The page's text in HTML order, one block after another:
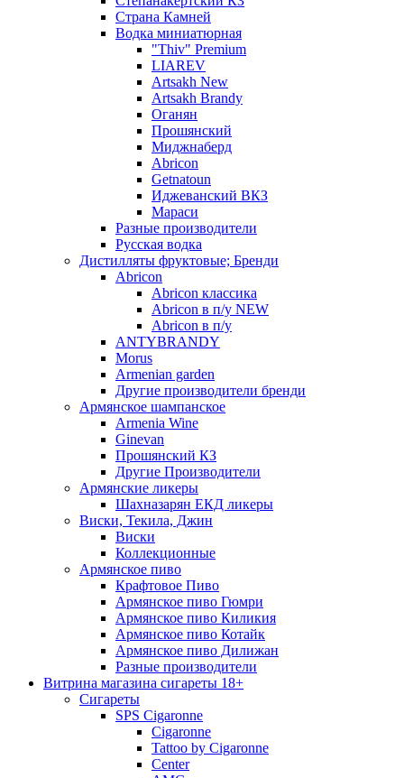
Страна Камней
Водка миниатюрная
"Thiv" Premium
LIAREV
Artsakh New
Artsakh Brandy
Оганян
Прошянский
Миджнаберд
Abricon
Getnatoun
Иджеванский ВКЗ
Мараси
Разные производители
Русская водка
Дистилляты фруктовые; Бренди
Abricon
Abricon классика
Abricon в п/у NEW
Abricon в п/у
ANTYBRANDY
Morus
Armenian garden
Другие производители бренди
Армянское шампанское
Armenia Wine
Ginevan
Прошянский КЗ
Другие Производители
Армянские ликеры
Шахназарян ЕКД ликеры
Виски, Текила, Джин
Виски
Коллекционные
Армянское пиво
Крафтовое Пиво
Армянское пиво Гюмри
Армянское пиво Киликия
Армянское пиво Котайк
Армянское пиво Дилижан
Разные производители
Витрина магазина сигареты 18+
Cигареты
SPS Cigaronne
Сigaronne
Tattoo by Cigaronne
Center